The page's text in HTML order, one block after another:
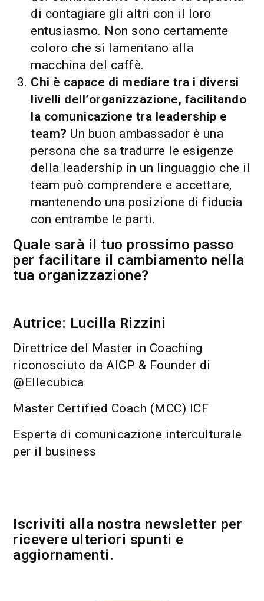
di contagiare gli altri con il loro
entusiasmo. Non sono certamente
coloro che si lamentano alla
macchina del caffè.
Chi è capace di mediare tra i diversi
livelli dell’organizzazione, facilitando
la comunicazione tra leadership e
team? Un buon ambassador è una
persona che sa tradurre le esigenze
della leadership in un linguaggio che il
team può comprendere e accettare,
mantenendo una posizione di fiducia
con entrambe le parti.
Quale sarà il tuo prossimo passo
per facilitare il cambiamento nella
tua organizzazione?
Autrice: Lucilla Rizzini
Direttrice del Master in Coaching
riconosciuto da AICP & Founder di
@Ellecubica
Master Certified Coach (MCC) ICF
Esperta di comunicazione interculturale
per il business
Iscriviti alla nostra newsletter per
ricevere ulteriori spunti e
aggiornamenti.